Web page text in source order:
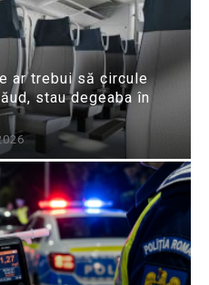
ar trebui să circule
stau degeaba în